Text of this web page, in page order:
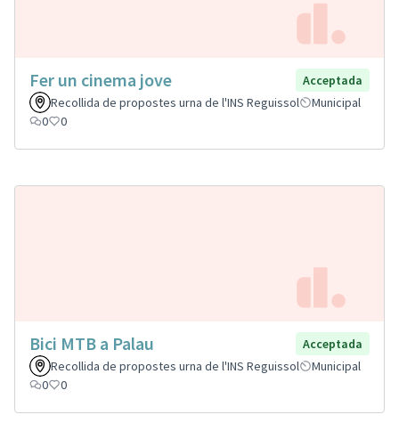
Fer un cinema jove
Acceptada
Recollida de propostes urna de l'INS Reguissol
Municipal
0
0
Bici MTB a Palau
Acceptada
Recollida de propostes urna de l'INS Reguissol
Municipal
0
0